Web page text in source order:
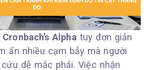
Cronbach’s Alphatuy đơn giản
ẩn nhiều cạm bẫy mà người
dễ mắc phải. Việc nhận